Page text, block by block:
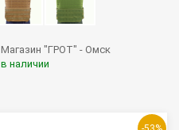
Магазин "ГРОТ" - Омск
в наличии